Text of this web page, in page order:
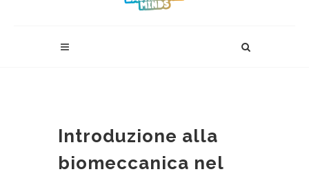
Introduzione alla
biomeccanica nel